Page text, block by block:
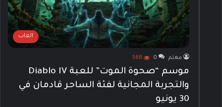
العاب
مهتم 0
568
موسم “صحوة الموت” للعبة Diablo IV
والتجربة المجانية لفئة الساحر قادمان في
30 يونيو